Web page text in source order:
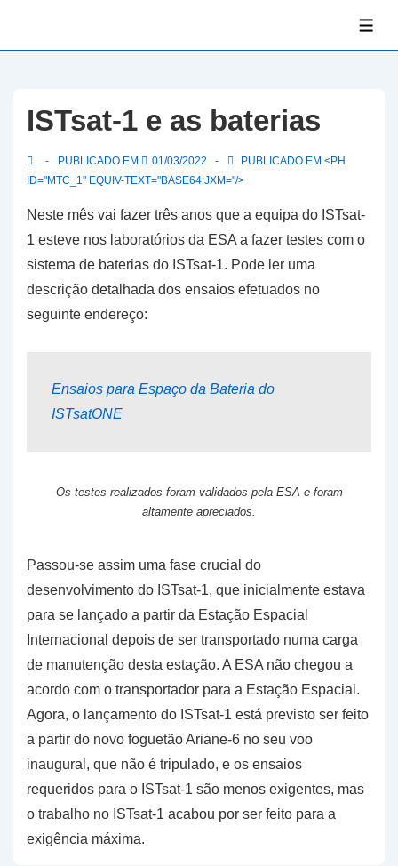
ContentISTsat-1 e as baterias
PUBLICADO EM 01/03/2022
PUBLICADO EM <PH
ID="MTC_1" EQUIV-TEXT="BASE64:JXM="/>
Neste mês vai fazer três anos que a equipa do ISTsat-
1 esteve nos laboratórios da ESA a fazer testes com o
sistema de baterias do ISTsat-1. Pode ler uma
descrição detalhada dos ensaios efetuados no
seguinte endereço:
Ensaios para Espaço da Bateria do
ISTsatONE
Os testes realizados foram validados pela ESA e foram
altamente apreciados.
Passou-se assim uma fase crucial do
desenvolvimento do ISTsat-1, que inicialmente estava
para se lançado a partir da Estação Espacial
Internacional depois de ser transportado numa carga
de manutenção desta estação. A ESA não chegou a
acordo com o transportador para a Estação Espacial.
Agora, o lançamento do ISTsat-1 está previsto ser feito
a partir do novo foguetão Ariane-6 no seu voo
inaugural, que não é tripulado, e os ensaios
requeridos para o ISTsat-1 são menos exigentes, mas
o trabalho no ISTsat-1 acabou por ser feito para a
exigência máxima.